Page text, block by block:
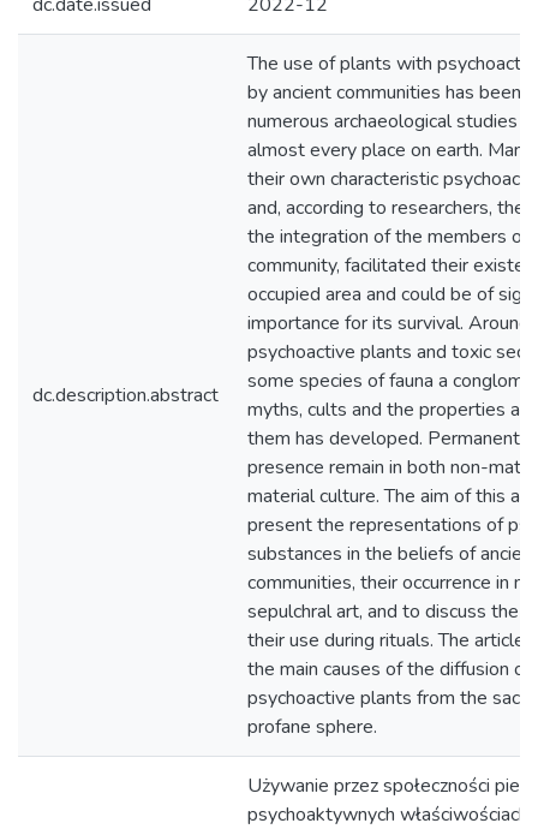
dc.description.abstract
The use of plants with
by ancient communities has been
numerous archaeological studies
almost every place on earth.
their own characteristic
and, according to researchers,
the integration of the members of
community, facilitated their
occupied area and could be of
importance for its survival. Around
psychoactive plants and toxic
some species of fauna a
myths, cults and the properties
them has developed. Permanent
presence remain in both non-
material culture. The aim of this
present the representations of
substances in the beliefs of ancient
communities, their occurrence in
sepulchral art, and to discuss the
their use during rituals. The article
the main causes of the diffusion
psychoactive plants from the
profane sphere.
Używanie przez społeczności
psychoaktywnych właściwościach